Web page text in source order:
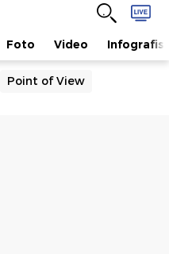
Foto Video Infografis
Point of View